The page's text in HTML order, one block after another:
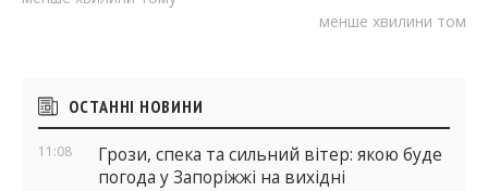
менше хвилини тому
Бічні
віджети
ОСТАННІ НОВИНИ
11:08
Грози, спека та сильний вітер: якою буде
погода у Запоріжжі на вихідні